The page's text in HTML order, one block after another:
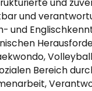
und
und
Bereich